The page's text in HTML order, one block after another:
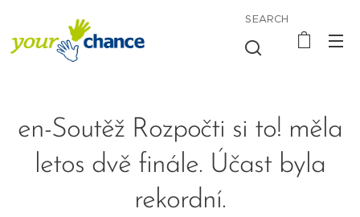
SEARCH
en-Soutěž Rozpočti si to! měla
letos dvě finále. Účast byla
rekordní.